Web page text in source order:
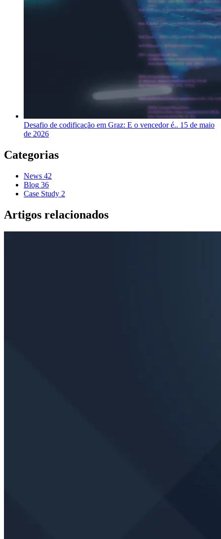
Desafio de codificação em Graz: E o vencedor é.. 15 de maio
de 2026
Categorias
News 42
Blog 36
Case Study 2
Artigos relacionados